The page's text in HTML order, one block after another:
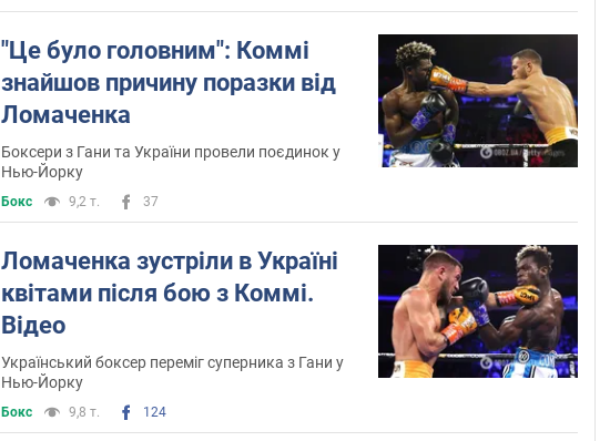
"Це було головним": Коммі
знайшов причину поразки від
Ломаченка
Боксери з Гани та України провели поєдинок у
Нью-Йорку
Бокс 9,2 т. 37
Ломаченка зустріли в Україні
квітами після бою з Коммі.
Відео
Український боксер переміг суперника з Гани у
Нью-Йорку
Бокс 9,8 т. 124